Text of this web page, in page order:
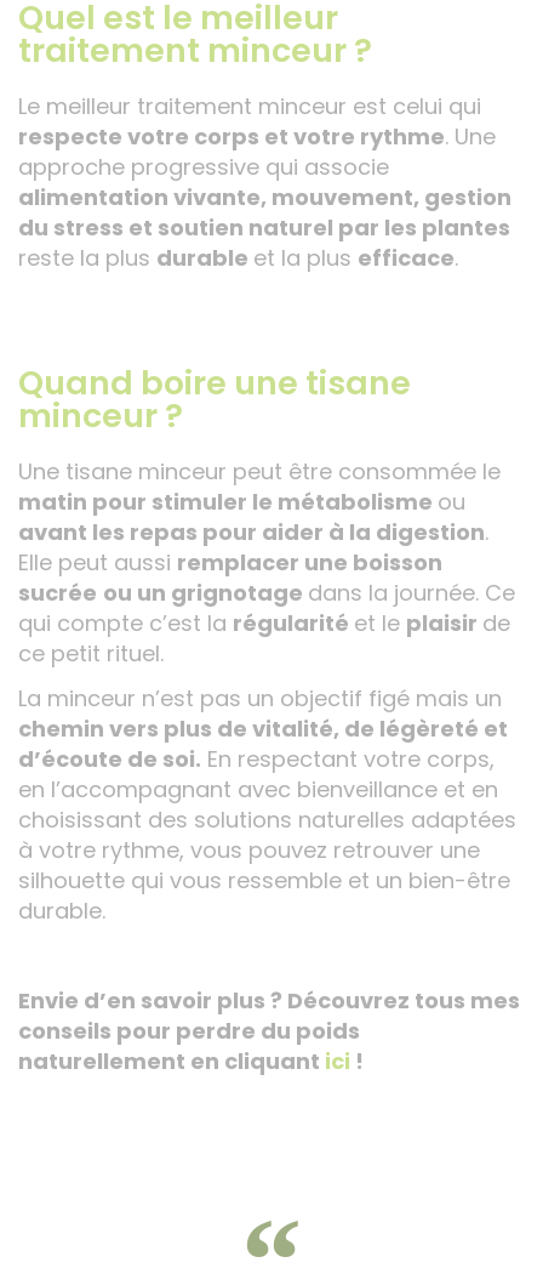
Quel est le meilleur
traitement minceur ?
Le meilleur traitement minceur est celui qui
respecte votre corps et votre rythme. Une
approche progressive qui associe
alimentation vivante, mouvement, gestion
du stress et soutien naturel par les plantes
reste la plus durable et la plus efficace.
Quand boire une tisane
minceur ?
Une tisane minceur peut être consommée le
matin pour stimuler le métabolisme ou
avant les repas pour aider à la digestion.
Elle peut aussi remplacer une boisson
sucrée ou un grignotage dans la journée. Ce
qui compte c’est la régularité et le plaisir de
ce petit rituel.
La minceur n’est pas un objectif figé mais un
chemin vers plus de vitalité, de légèreté et
d’écoute de soi. En respectant votre corps,
en l’accompagnant avec bienveillance et en
choisissant des solutions naturelles adaptées
à votre rythme, vous pouvez retrouver une
silhouette qui vous ressemble et un bien-être
durable.
Envie d’en savoir plus ? Découvrez tous mes
conseils pour perdre du poids
naturellement en cliquant ici !